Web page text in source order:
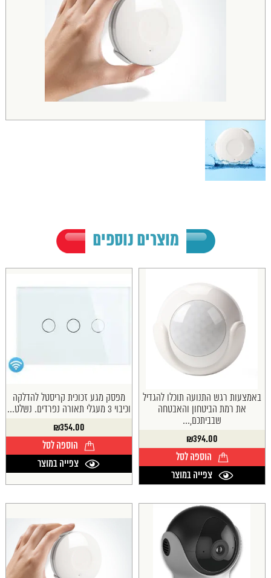
מוצרים נוספים
באמצעות רגש התנועה תוכלו להגדיל
את רמת הביטחון והאבטחה
שבביתכם,...
₪394.00
הוספה לסל
צפייה במוצר
מפסק מגע זכוכית קריסטל להדלקה
וכיבוי 3 מעגלי תאורה נפרדים. נשלט...
₪354.00
הוספה לסל
צפייה במוצר